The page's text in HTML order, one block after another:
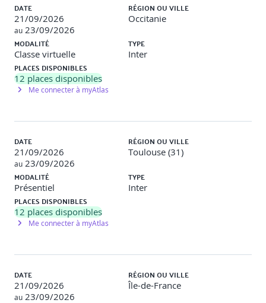
S5 - Définir le parcours utilisateur
À l’issue de cette séquence, le participant est capable de
comparer un parcours utilisateur actuel avec un parcours
Parcours actuel vs souhaité
User Journey Map
Map d’un client qui cherche à construire une terrasse.
Exemple de travaux pratiques : Représenter graphiquement
un parcours utilisateur complet.
S6 - Stratégie SEO
À l’issue de cette séquence, le participant est capable de
mener un audit SEO et de proposer une structuration
optimisée pour les moteurs de recherche.
contenu
Projet d’apprentissage : Audit SEO et proposition de
structuration SEO.
DATE
21/09/2026
au 23/09/2026
RÉGION OU VILLE
Occitanie
MODALITÉ
Classe virtuelle
TYPE
Inter
PLACES DISPONIBLES
12 places disponibles
Me connecter à myAtlas
DATE
21/09/2026
au 23/09/2026
RÉGION OU VILLE
Toulouse (31)
MODALITÉ
Présentiel
TYPE
Inter
PLACES DISPONIBLES
12 places disponibles
Me connecter à myAtlas
DATE
21/09/2026
au 23/09/2026
RÉGION OU VILLE
Île-de-France